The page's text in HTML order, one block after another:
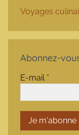
Voyages
Abonnez-
E-mail *